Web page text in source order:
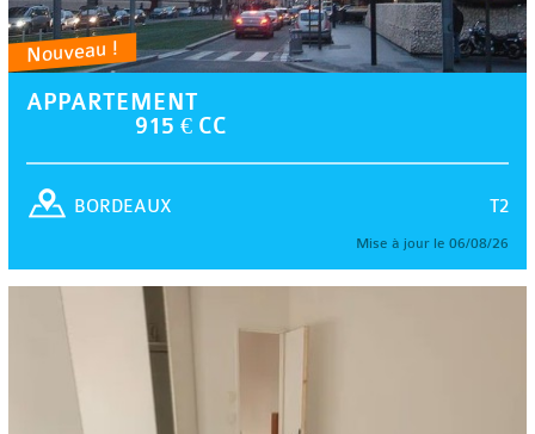
Nouveau !
APPARTEMENT
915 € CC
T2
BORDEAUX
Mise à jour le 06/08/26